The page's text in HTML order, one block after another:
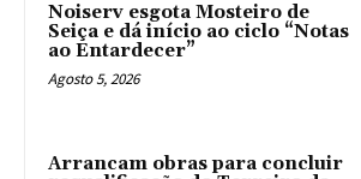
Noiserv esgota Mosteiro de
Seiça e dá início ao ciclo “Notas
ao Entardecer”
Agosto 5, 2026
Arrancam obras para concluir